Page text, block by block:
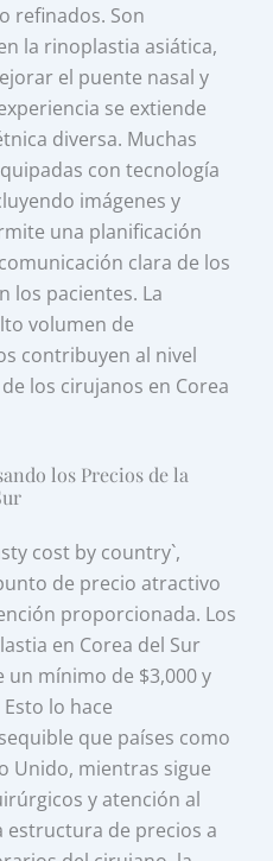
refinados. Son
la rinoplastia asiática,
el puente nasal y
se extiende
diversa. Muchas
con tecnología
imágenes y
una planificación
clara de los
los pacientes. La
volumen de
contribuyen al nivel
los cirujanos en Corea
los Precios de la
cost by country`,
de precio atractivo
proporcionada. Los
en Corea del Sur
mínimo de $3,000 y
lo hace
que países como
Unido, mientras sigue
y atención al
estructura de precios a